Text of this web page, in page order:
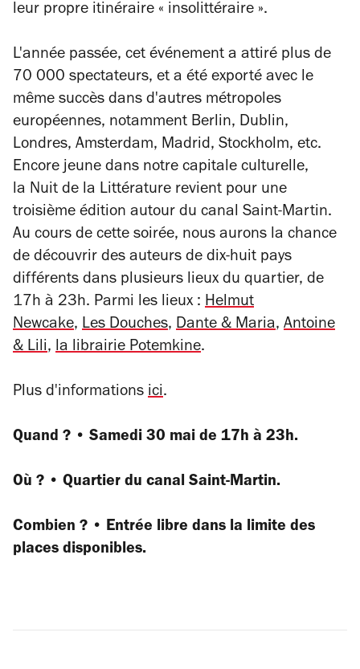
leur propre itinéraire « insolittéraire ».
L'année passée, cet événement a attiré plus de
70 000 spectateurs, et a été exporté avec le
même succès dans d'autres métropoles
européennes, notamment Berlin, Dublin,
Londres, Amsterdam, Madrid, Stockholm, etc.
Encore jeune dans notre capitale culturelle,
la Nuit de la Littérature revient pour une
troisième édition autour du canal Saint-Martin.
Au cours de cette soirée, nous aurons la chance
de découvrir des auteurs de dix-huit pays
différents dans plusieurs lieux du quartier, de
17h à 23h. Parmi les lieux : Helmut
Newcake, Les Douches, Dante & Maria, Antoine
& Lili, la librairie Potemkine.
Plus d'informations ici.
Quand ? • Samedi 30 mai de 17h à 23h.
Où ? • Quartier du canal Saint-Martin.
Combien ? • Entrée libre dans la limite des
places disponibles.